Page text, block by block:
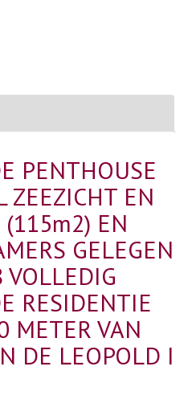
PENTHOUSE
ZEEZICHT EN
(115m2) EN
GELEGEN
RESIDENTIE
METER VAN
DE LEOPOLD I